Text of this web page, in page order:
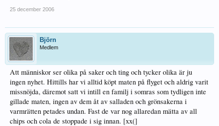
25 december 2006
Björn
Medlem
Att människor ser olika på saker och ting och tycker olika är ju
ingen nyhet. Hittills har vi alltid köpt maten på flyget och aldrig varit
missnöjda, däremot satt vi intill en familj i somras som tydligen inte
gillade maten, ingen av dem åt av salladen och grönsakerna i
varmrätten petades undan. Fast de var nog allaredan mätta av all
chips och cola de stoppade i sig innan. [xx(]